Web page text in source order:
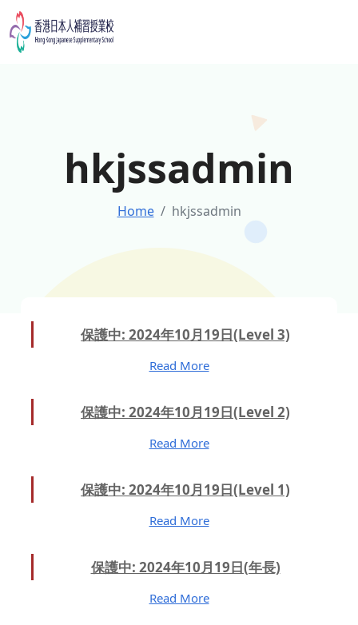
Skip
to
content
hkjssadmin
Home hkjssadmin
保護中: 2024年10月19日(Level 3)
Read More
保護中: 2024年10月19日(Level 2)
Read More
保護中: 2024年10月19日(Level 1)
Read More
保護中: 2024年10月19日(年長)
Read More